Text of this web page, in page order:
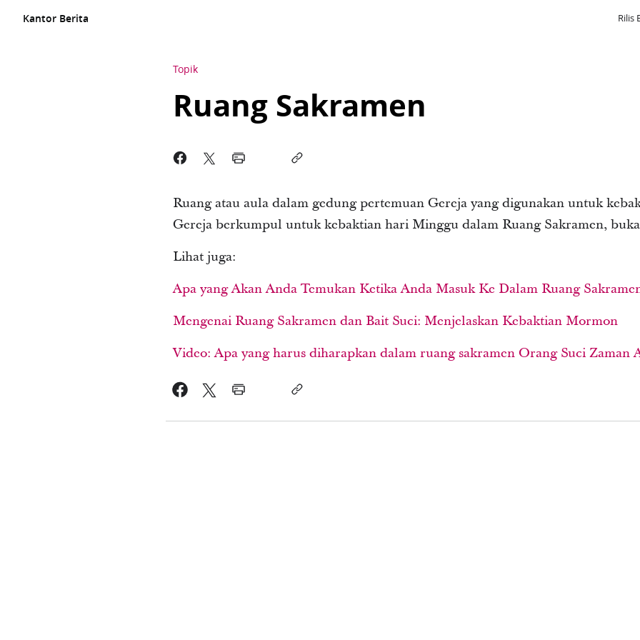
Kantor Berita Rilis
Topik
Ruang Sakramen
Ruang atau aula dalam gedung pertemuan Gereja yang digunakan untuk
Gereja berkumpul untuk kebaktian hari Minggu dalam Ruang Sakramen,
Lihat juga:
Apa yang Akan Anda Temukan Ketika Anda Masuk Ke Dalam Ruang
Mengenai Ruang Sakramen dan Bait Suci: Menjelaskan Kebaktian Mormon
Video: Apa yang harus diharapkan dalam ruang sakramen Orang Suci Zaman